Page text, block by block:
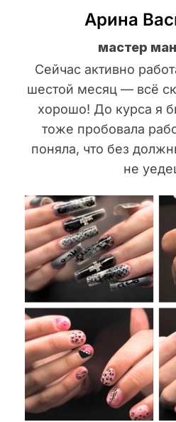
Арина
мастер
Сейчас активно
шестой месяц — всё
хорошо! До курса я
тоже пробовала
поняла, что без
не